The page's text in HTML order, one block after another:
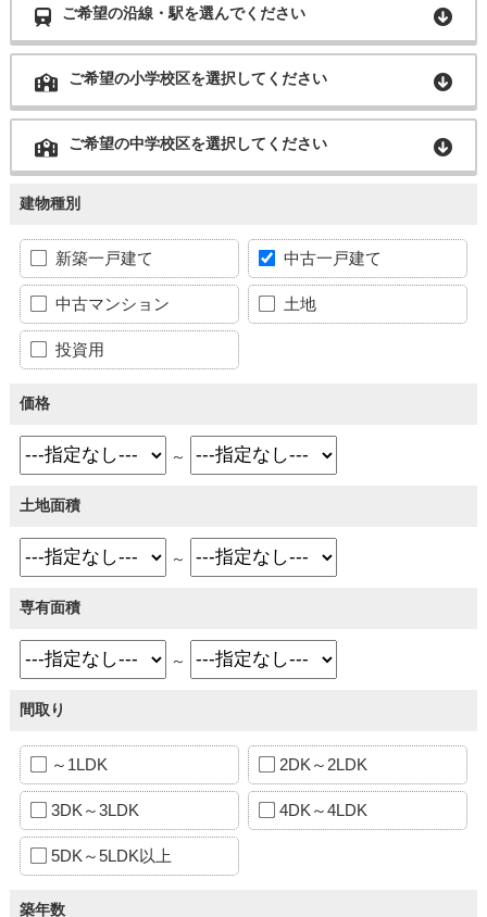
ご希望の沿線・駅を選んでください
ご希望の小学校区を選択してください
ご希望の中学校区を選択してください
建物種別
新築一戸建て 中古一戸建て
中古マンション 土地
投資用
価格
～
土地面積
～
専有面積
～
間取り
～1LDK 2DK～2LDK
3DK～3LDK 4DK～4LDK
5DK～5LDK以上
築年数